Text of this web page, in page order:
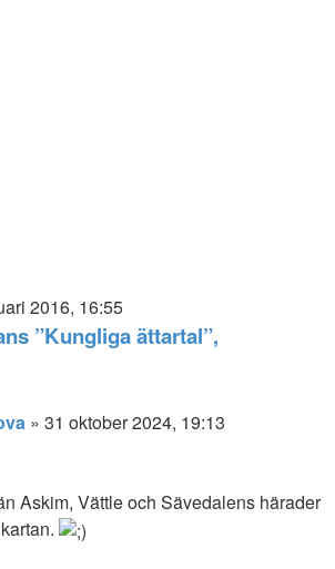
2016, 16:55
”Kungliga ättartal”,
» 31 oktober 2024, 19:13
Askim, Vättle och Sävedalens härader